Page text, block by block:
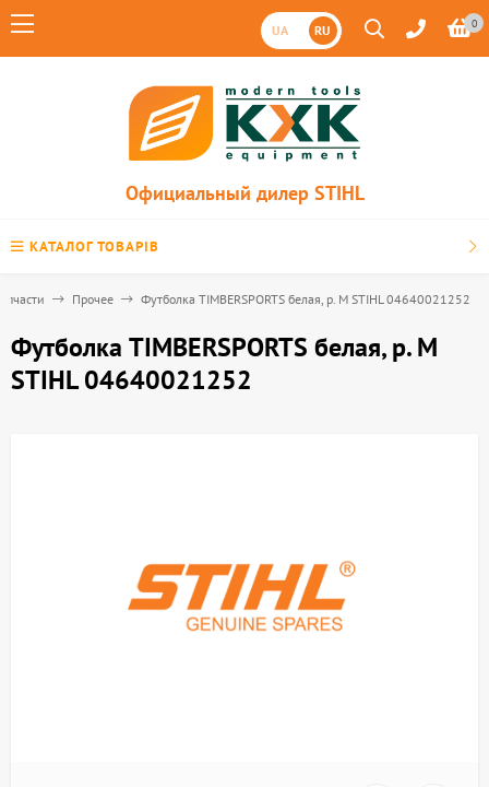
UA RU 0
Официальный дилер STIHL
КАТАЛОГ ТОВАРІВ
Прочее Футболка TIMBERSPORTS белая, р. М STIHL 04640021252
Футболка TIMBERSPORTS белая, р. М
STIHL 04640021252